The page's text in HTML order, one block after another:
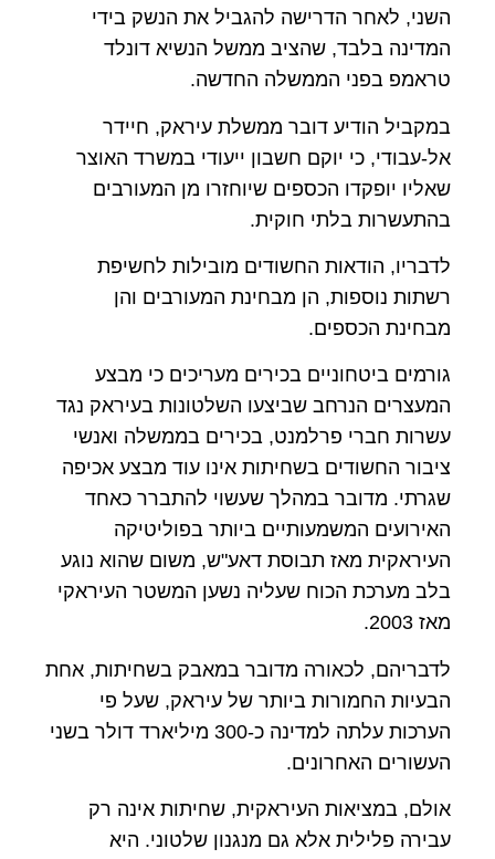
השני, לאחר הדרישה להגביל את הנשק בידי
המדינה בלבד, שהציב ממשל הנשיא דונלד
טראמפ בפני הממשלה החדשה.
במקביל הודיע דובר ממשלת עיראק, חיידר
אל-עבודי, כי יוקם חשבון ייעודי במשרד האוצר
שאליו יופקדו הכספים שיוחזרו מן המעורבים
בהתעשרות בלתי חוקית.
לדבריו, הודאות החשודים מובילות לחשיפת
רשתות נוספות, הן מבחינת המעורבים והן
מבחינת הכספים.
גורמים ביטחוניים בכירים מעריכים כי מבצע
המעצרים הנרחב שביצעו השלטונות בעיראק נגד
עשרות חברי פרלמנט, בכירים בממשלה ואנשי
ציבור החשודים בשחיתות אינו עוד מבצע אכיפה
שגרתי. מדובר במהלך שעשוי להתברר כאחד
האירועים המשמעותיים ביותר בפוליטיקה
העיראקית מאז תבוסת דאע"ש, משום שהוא נוגע
בלב מערכת הכוח שעליה נשען המשטר העיראקי
מאז 2003.
לדבריהם, לכאורה מדובר במאבק בשחיתות, אחת
הבעיות החמורות ביותר של עיראק, שעל פי
הערכות עלתה למדינה כ-300 מיליארד דולר בשני
העשורים האחרונים.
אולם, במציאות העיראקית, שחיתות אינה רק
עבירה פלילית אלא גם מנגנון שלטוני. היא